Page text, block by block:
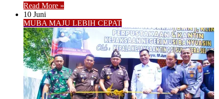
Read More »
10 Juni
MUBA MAJU LEBIH CEPAT